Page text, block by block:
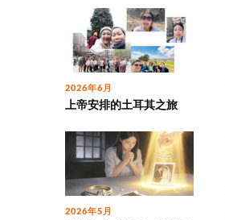
2026年6月
上帝安排的土耳其之旅
2026年5月